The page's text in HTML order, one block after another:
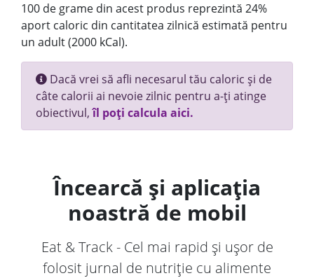
100 de grame din acest produs reprezintă 24%
aport caloric din cantitatea zilnică estimată pentru
un adult (2000 kCal).
Dacă vrei să afli necesarul tău caloric și de
câte calorii ai nevoie zilnic pentru a-ți atinge
obiectivul,îl poți calcula aici.
Încearcă și aplicația
noastră de mobil
Eat & Track - Cel mai rapid și ușor de
folosit jurnal de nutriție cu alimente